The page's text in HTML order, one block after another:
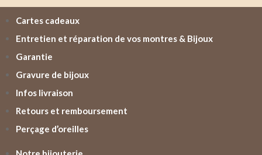
Cartes cadeaux
Entretien et réparation de vos montres & Bijoux
Garantie
Gravure de bijoux
Infos livraison
Retours et remboursement
Perçage d’oreilles